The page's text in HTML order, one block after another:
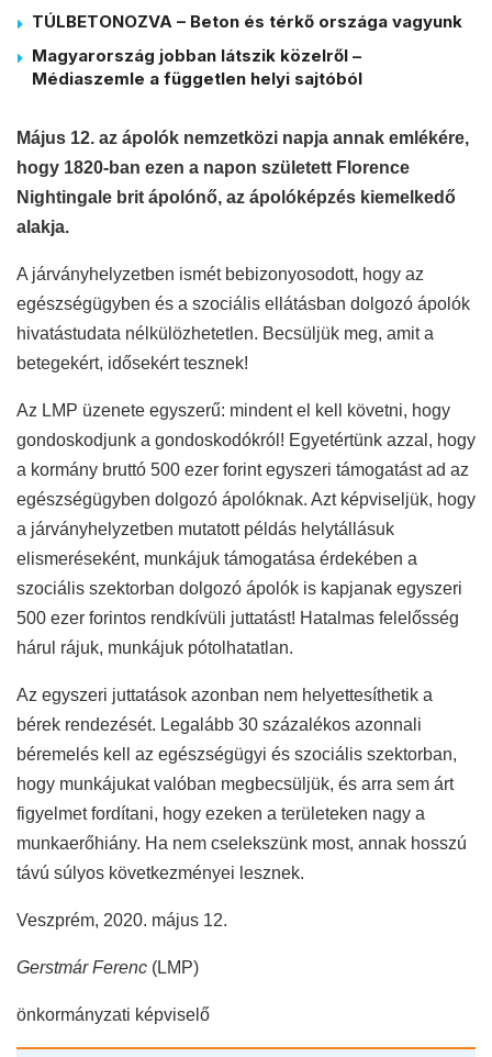
TÚLBETONOZVA – Beton és térkő országa vagyunk
Magyarország jobban látszik közelről –
Médiaszemle a független helyi sajtóból
Május 12. az ápolók nemzetközi napja annak emlékére,
hogy 1820-ban ezen a napon született Florence
Nightingale brit ápolónő, az ápolóképzés kiemelkedő
alakja.
A járványhelyzetben ismét bebizonyosodott, hogy az
egészségügyben és a szociális ellátásban dolgozó ápolók
hivatástudata nélkülözhetetlen. Becsüljük meg, amit a
betegekért, idősekért tesznek!
Az LMP üzenete egyszerű: mindent el kell követni, hogy
gondoskodjunk a gondoskodókról! Egyetértünk azzal, hogy
a kormány bruttó 500 ezer forint egyszeri támogatást ad az
egészségügyben dolgozó ápolóknak. Azt képviseljük, hogy
a járványhelyzetben mutatott példás helytállásuk
elismeréseként, munkájuk támogatása érdekében a
szociális szektorban dolgozó ápolók is kapjanak egyszeri
500 ezer forintos rendkívüli juttatást! Hatalmas felelősség
hárul rájuk, munkájuk pótolhatatlan.
Az egyszeri juttatások azonban nem helyettesíthetik a
bérek rendezését. Legalább 30 százalékos azonnali
béremelés kell az egészségügyi és szociális szektorban,
hogy munkájukat valóban megbecsüljük, és arra sem árt
figyelmet fordítani, hogy ezeken a területeken nagy a
munkaerőhiány. Ha nem cselekszünk most, annak hosszú
távú súlyos következményei lesznek.
Veszprém, 2020. május 12.
Gerstmár Ferenc (LMP)
önkormányzati képviselő